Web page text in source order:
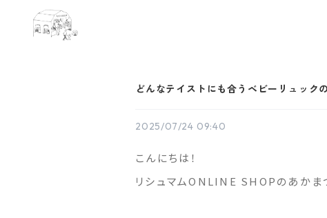
どんなテイストにも合うベビーリュック
2025/07/24 09:40
こんにちは！
リシュマムONLINE SHOPのあかま